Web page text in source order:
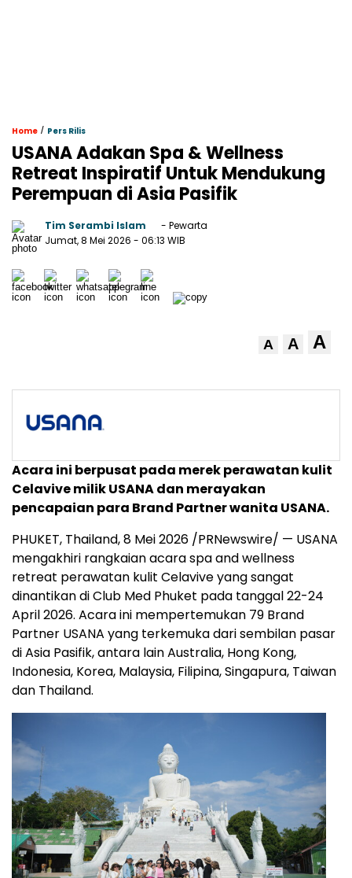
Home / Pers Rilis
USANA Adakan Spa & Wellness
Retreat Inspiratif Untuk Mendukung
Perempuan di Asia Pasifik
Tim Serambi Islam
- Pewarta
Jumat, 8 Mei 2026 - 06:13 WIB
A A A
Acara ini berpusat pada merek perawatan kulit
Celavive milik USANA dan merayakan
pencapaian para Brand Partner wanita USANA.
PHUKET, Thailand,8 Mei 2026 /PRNewswire/ — USANA
mengakhiri rangkaian acara spa and wellness
retreat perawatan kulit Celavive yang sangat
dinantikan di Club Med Phuket pada tanggal 22-24
April 2026. Acara ini mempertemukan 79 Brand
Partner USANA yang terkemuka dari sembilan pasar
di Asia Pasifik, antara lain Australia, Hong Kong,
Indonesia, Korea, Malaysia, Filipina, Singapura, Taiwan
dan Thailand.